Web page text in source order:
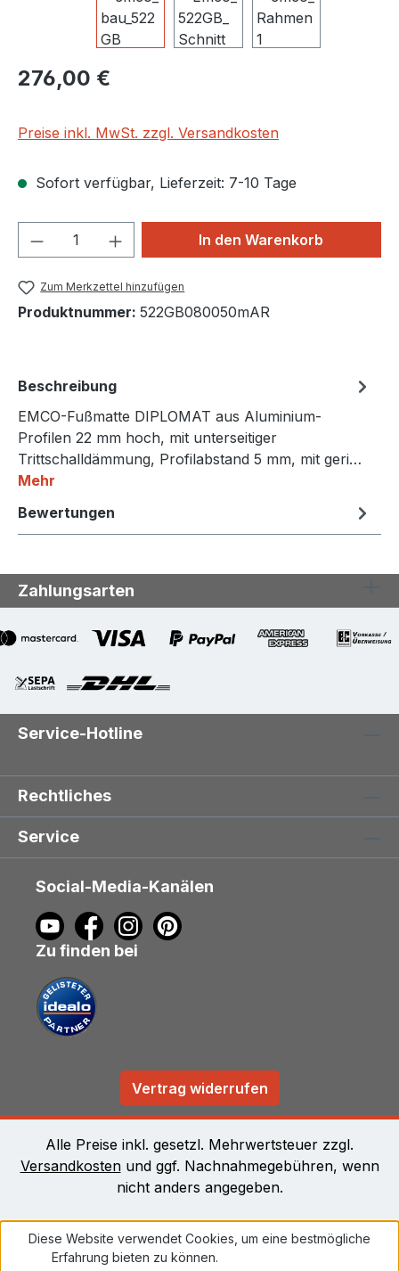
Regulärer Preis:
276,00 €
Preise inkl. MwSt. zzgl. Versandkosten
Sofort verfügbar, Lieferzeit: 7-10 Tage
Produkt Anzahl: Gib denIn den Warenkorb
Zum Merkzettel hinzufügen
Produktnummer: 522GB080050mAR
Beschreibung
EMCO-Fußmatte DIPLOMAT aus Aluminium-
Profilen 22 mm hoch, mit unterseitiger
Trittschalldämmung, Profilabstand 5 mm, mit geri…
Mehr
Bewertungen
Zahlungsarten
Service-Hotline
Rechtliches
Service
Social-Media-Kanälen
Zu finden bei
Vertrag widerrufen
Alle Preise inkl. gesetzl. Mehrwertsteuer zzgl.
Versandkostenund ggf. Nachnahmegebühren, wenn
nicht anders angegeben.
Diese Website verwendet Cookies, um eine bestmögliche
Erfahrung bieten zu können.